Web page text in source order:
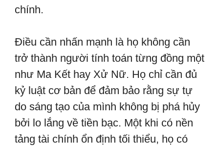
chính.
Điều cần nhấn mạnh là họ không cần
trở thành người tính toán từng đồng một
như Ma Kết hay Xử Nữ. Họ chỉ cần đủ
kỷ luật cơ bản để đảm bảo rằng sự tự
do sáng tạo của mình không bị phá hủy
bởi lo lắng về tiền bạc. Một khi có nền
tảng tài chính ổn định tối thiểu, họ có